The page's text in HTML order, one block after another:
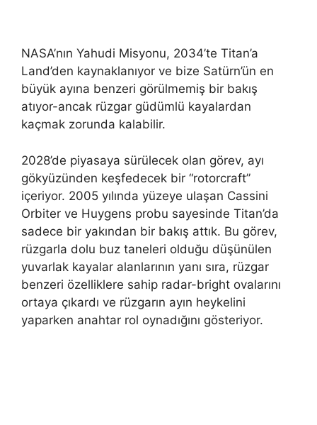
NASA’nın Yahudi Misyonu, 2034’te Titan’a
Land’den kaynaklanıyor ve bize Satürn’ün en
büyük ayına benzeri görülmemiş bir bakış
atıyor-ancak rüzgar güdümlü kayalardan
kaçmak zorunda kalabilir.
2028’de piyasaya sürülecek olan görev, ayı
gökyüzünden keşfedecek bir “rotorcraft”
içeriyor. 2005 yılında yüzeye ulaşan Cassini
Orbiter ve Huygens probu sayesinde Titan’da
sadece bir yakından bir bakış attık. Bu görev,
rüzgarla dolu buz taneleri olduğu düşünülen
yuvarlak kayalar alanlarının yanı sıra, rüzgar
benzeri özelliklere sahip radar-bright ovalarını
ortaya çıkardı ve rüzgarın ayın heykelini
yaparken anahtar rol oynadığını gösteriyor.